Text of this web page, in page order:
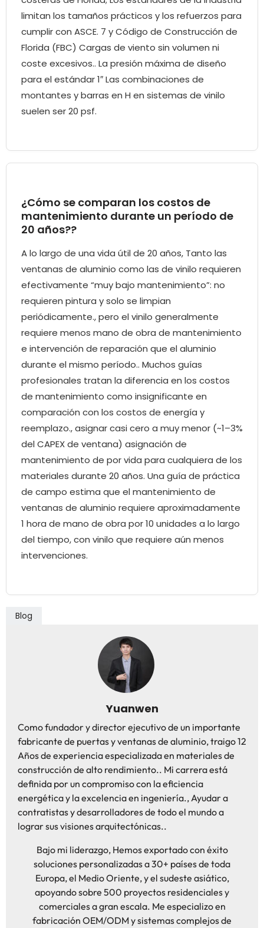
limitan los tamaños prácticos y los refuerzos para
cumplir con ASCE. 7 y Código de Construcción de
Florida (FBC) Cargas de viento sin volumen ni
coste excesivos.. La presión máxima de diseño
para el estándar 1″ Las combinaciones de
montantes y barras en H en sistemas de vinilo
suelen ser 20 psf.
¿Cómo se comparan los costos de
mantenimiento durante un período de
20 años??
A lo largo de una vida útil de 20 años, Tanto las
ventanas de aluminio como las de vinilo requieren
efectivamente “muy bajo mantenimiento”: no
requieren pintura y solo se limpian
periódicamente., pero el vinilo generalmente
requiere menos mano de obra de mantenimiento
e intervención de reparación que el aluminio
durante el mismo período.. Muchos guías
profesionales tratan la diferencia en los costos
de mantenimiento como insignificante en
comparación con los costos de energía y
reemplazo., asignar casi cero a muy menor (~1–3%
del CAPEX de ventana) asignación de
mantenimiento de por vida para cualquiera de los
materiales durante 20 años. Una guía de práctica
de campo estima que el mantenimiento de
ventanas de aluminio requiere aproximadamente
1 hora de mano de obra por 10 unidades a lo largo
del tiempo, con vinilo que requiere aún menos
intervenciones.
Blog
Yuanwen
Como fundador y director ejecutivo de un importante
fabricante de puertas y ventanas de aluminio, traigo 12
Años de experiencia especializada en materiales de
construcción de alto rendimiento.. Mi carrera está
definida por un compromiso con la eficiencia
energética y la excelencia en ingeniería., Ayudar a
contratistas y desarrolladores de todo el mundo a
lograr sus visiones arquitectónicas..
Bajo mi liderazgo, Hemos exportado con éxito
soluciones personalizadas a 30+ países de toda
Europa, el Medio Oriente, y el sudeste asiático,
apoyando sobre 500 proyectos residenciales y
comerciales a gran escala. Me especializo en
fabricación OEM/ODM y sistemas complejos de